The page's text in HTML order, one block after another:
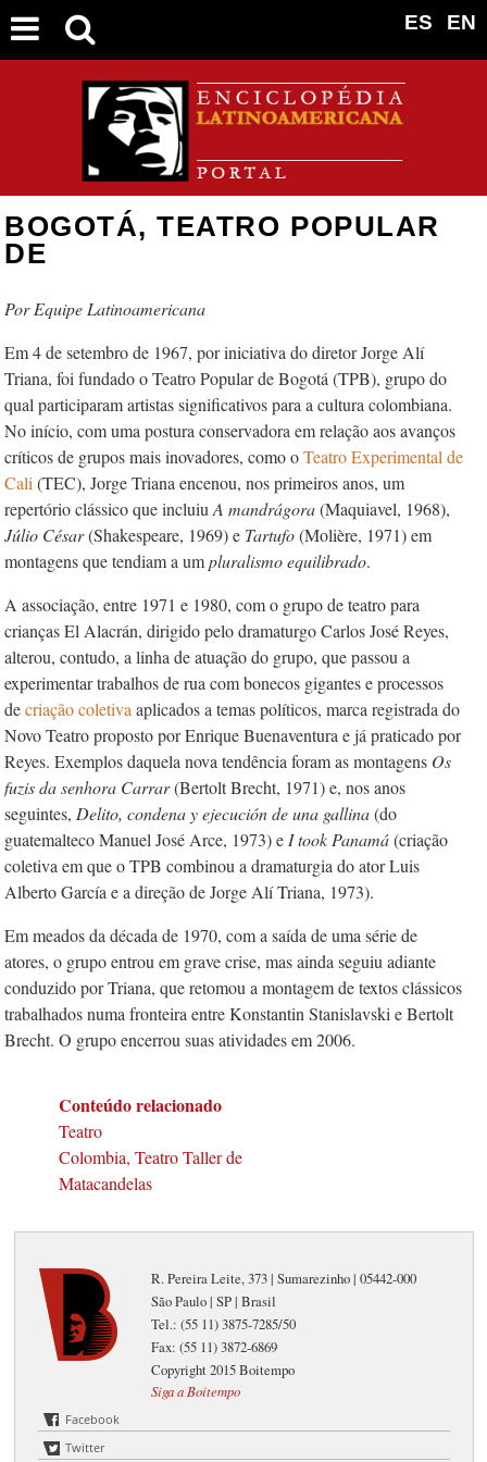
EN
ES
BOGOTÁ, TEATRO POPULAR
DE
Equipe Latinoamericana
Em 4 de setembro de 1967, por iniciativa do diretor Jorge Alí
Triana, foi fundado o Teatro Popular de Bogotá (TPB), grupo do
qual participaram artistas significativos para a cultura colombiana.
No início, com uma postura conservadora em relação aos avanços
críticos de grupos mais inovadores, como oTeatro Experimental de
Cali (TEC), Jorge Triana encenou, nos primeiros anos, um
repertório clássico que incluiu A mandrágora(Maquiavel, 1968),
Júlio César(Shakespeare, 1969) e Tartufo(Molière, 1971) em
montagens que tendiam a umpluralismo equilibrado.
A associação, entre 1971 e 1980, com o grupo de teatro para
crianças El Alacrán, dirigido pelo dramaturgo Carlos José Reyes,
alterou, contudo, a linha de atuação do grupo, que passou a
experimentar trabalhos de rua com bonecos gigantes e processos
decriação coletiva aplicados a temas políticos, marca registrada do
Novo Teatro proposto por Enrique Buenaventura e já praticado por
Reyes. Exemplos daquela nova tendência foram as montagens Os
fuzis da senhora Carrar(Bertolt Brecht, 1971) e, nos anos
seguintes, Delito, condena y ejecución de una gallina(do
guatemalteco Manuel José Arce, 1973) e I took Panamá(criação
coletiva em que o TPB combinou a dramaturgia do ator Luis
Alberto García e a direção de Jorge Alí Triana, 1973).
Em meados da década de 1970, com a saída de uma série de
atores, o grupo entrou em grave crise, mas ainda seguiu adiante
conduzido por Triana, que retomou a montagem de textos clássicos
trabalhados numa fronteira entre Konstantin Stanislavski e Bertolt
Brecht. O grupo encerrou suas atividades em 2006.
Conteúdo relacionado
Teatro
Colombia, Teatro Taller de
Matacandelas
R. Pereira Leite, 373 | Sumarezinho | 05442-000
São Paulo | SP | Brasil
Tel.: (55 11) 3875-7285/50
Fax: (55 11) 3872-6869
Copyright 2015 Boitempo
Siga a Boitempo
Facebook
Twitter